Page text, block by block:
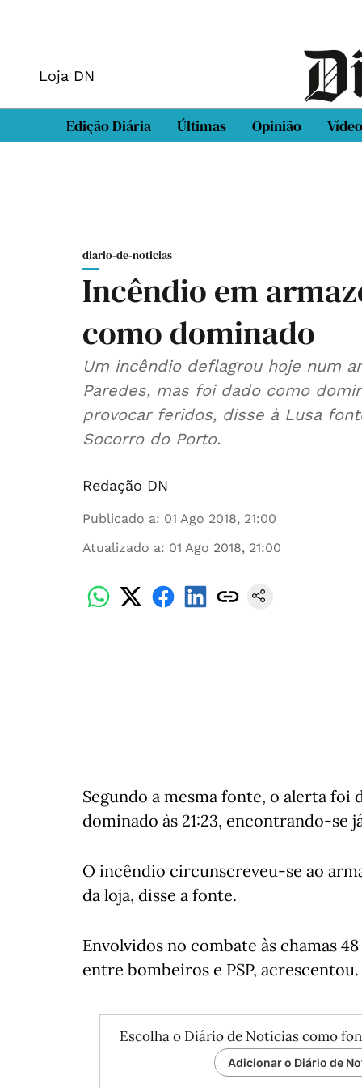
Loja DN
Edição Diária Últimas Opinião
diario-de-noticias
Incêndio em
como dominado
Um incêndio deflagrou hoje num
Paredes, mas foi dado como
provocar feridos, disse à Lusa
Socorro do Porto.
Redação DN
Publicado a: 01 Ago 2018, 21:00
Atualizado a: 01 Ago 2018, 21:00
Segundo a mesma fonte, o alerta foi
dominado às 21:23, encontrando-se
O incêndio circunscreveu-se ao
da loja, disse a fonte.
Envolvidos no combate às chamas
entre bombeiros e PSP, acrescentou.
Escolha o Diário de Notícias como
Adicionar o Diário de